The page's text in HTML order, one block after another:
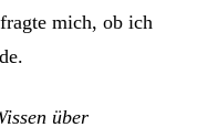
mich, ob ich
über